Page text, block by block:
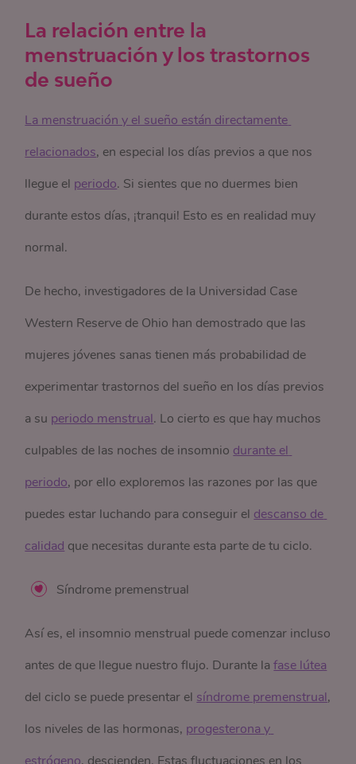
La relación entre la
menstruación y los trastornos
de sueño
La menstruación y el sueño están directamente
relacionados, en especial los días previos a que nos
llegue el periodo. Si sientes que no duermes bien
durante estos días, ¡tranqui! Esto es en realidad muy
normal.
De hecho, investigadores de la Universidad Case
Western Reserve de Ohio han demostrado que las
mujeres jóvenes sanas tienen más probabilidad de
experimentar trastornos del sueño en los días previos
a su periodo menstrual. Lo cierto es que hay muchos
culpables de las noches de insomnio durante el
periodo, por ello exploremos las razones por las que
puedes estar luchando para conseguir el descanso de
calidad que necesitas durante esta parte de tu ciclo.
Síndrome premenstrual
Así es, el insomnio menstrual puede comenzar incluso
antes de que llegue nuestro flujo. Durante lafase lútea
del ciclo se puede presentar el síndrome premenstrual,
los niveles de las hormonas, progesterona y